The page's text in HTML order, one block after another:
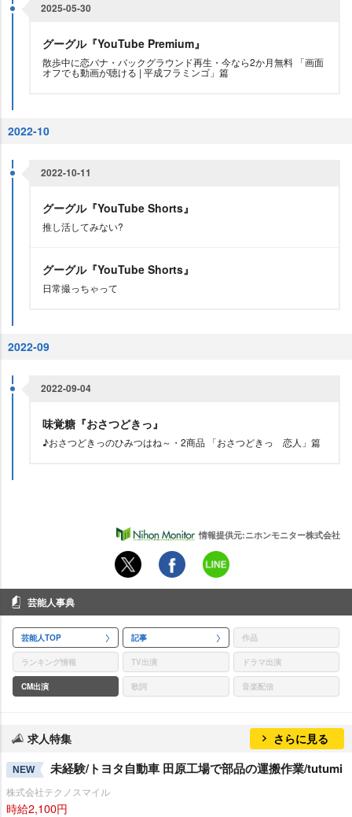
2025-05-30
グーグル『YouTube Premium』
散歩中に恋バナ・バックグラウンド再生・今なら2か月無料 「画面
オフでも動画が聴ける | 平成フラミンゴ」篇
2022-10
2022-10-11
グーグル『YouTube Shorts』
推し活してみない?
グーグル『YouTube Shorts』
日常撮っちゃって
2022-09
2022-09-04
味覚糖『おさつどきっ』
♪おさつどきっのひみつはね～・2商品 「おさつどきっ 恋人」篇
情報提供元:ニホンモニター株式会社
芸能人事典
芸能人TOP 記事 作品
ランキング情報 TV出演 ドラマ出演
CM出演 歌詞 音楽配信
求人特集 さらに見る
NEW 未経験/トヨタ自動車 田原工場で部品の運搬作業/tutumi
株式会社テクノスマイル
時給2,100円